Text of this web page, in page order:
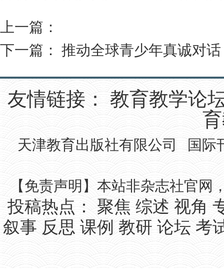
上一篇：
下一篇： 推动全球青少年真诚对
友情链接： 教育教学论
天津教育出版社有限公司 国际
【免责声明】本站非杂志社官
投稿热点：聚焦 综述 视角
叙事 反思 课例 教研 论坛 考